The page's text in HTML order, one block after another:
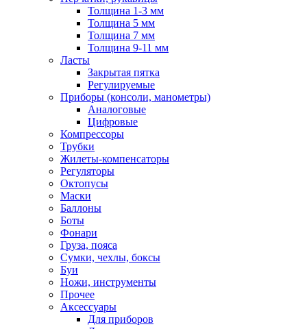
Толщина 1-3 мм
Толщина 5 мм
Толщина 7 мм
Толщина 9-11 мм
Ласты
Закрытая пятка
Регулируемые
Приборы (консоли, манометры)
Аналоговые
Цифровые
Компрессоры
Трубки
Жилеты-компенсаторы
Регуляторы
Октопусы
Маски
Баллоны
Боты
Фонари
Груза, пояса
Сумки, чехлы, боксы
Буи
Ножи, инструменты
Прочее
Аксессуары
Для приборов